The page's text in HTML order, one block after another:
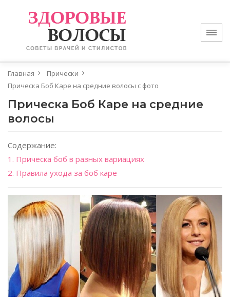
Главная
Прически
Прическа Боб Каре на средние волосы с фото
Прическа Боб Каре на средние
волосы
Содержание:
1. Прическа боб в разных вариациях
2. Правила ухода за боб каре